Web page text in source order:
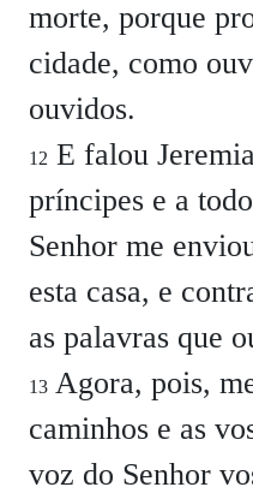
morte, porque
cidade, como
ouvidos.
12 E falou
príncipes e a
Senhor me
esta casa, e
as palavras que
13 Agora, pois,
caminhos e as
voz do Senhor